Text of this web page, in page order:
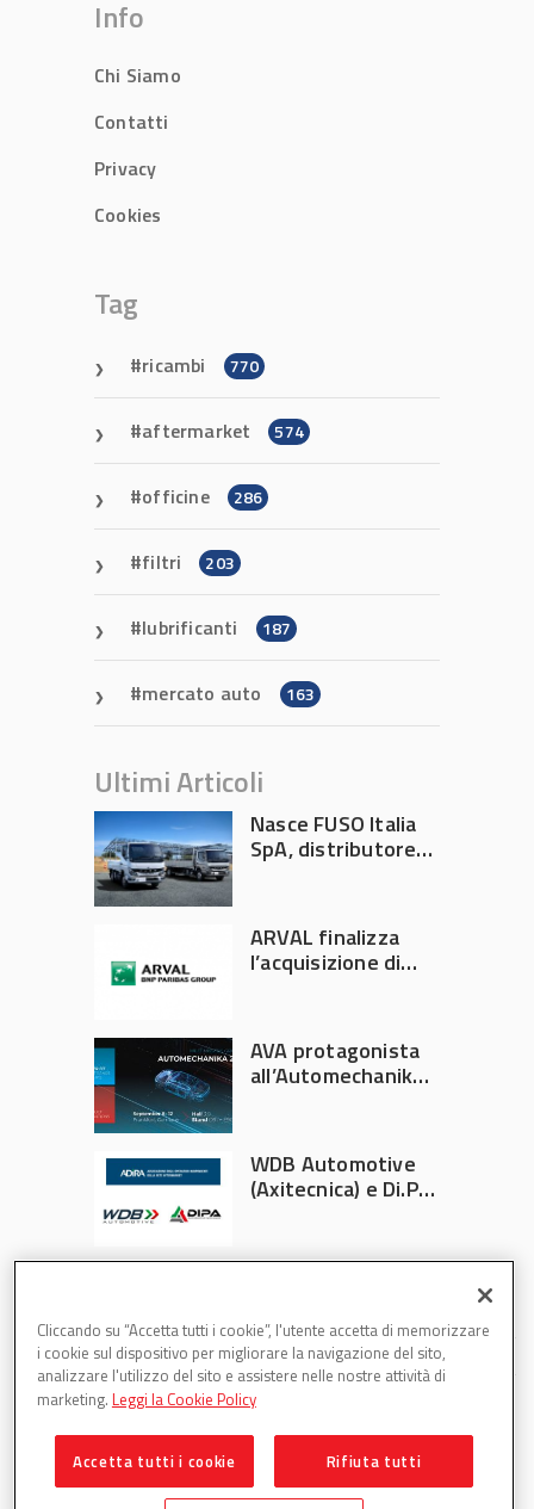
Info
Chi Siamo
Contatti
Privacy
Cookies
Tag
ricambi 770
aftermarket 574
officine 286
filtri 203
lubrificanti 187
mercato auto 163
Ultimi Articoli
Nasce FUSO Italia
SpA, distributore
ARVAL finalizza
l’acquisizione di
AVA protagonista
all’Automechanika
WDB Automotive
(Axitecnica) e Di.Pa.
Partsweb è una testata di DBInformation Spa P.IVA
Cliccando su “Accetta tutti i cookie”, l'utente accetta di memorizzare
i cookie sul dispositivo per migliorare la navigazione del sito,
analizzare l'utilizzo del sito e assistere nelle nostre attività di
marketing. Leggi la Cookie Policy
Accetta tutti i cookie Rifiuta tutti